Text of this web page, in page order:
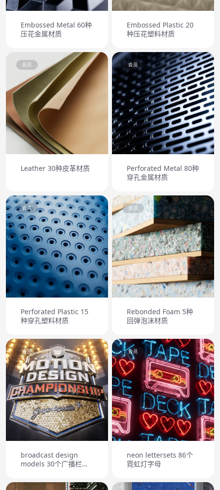
Embossed Metal 60种
压花金属材质
Embossed Plastic 20
种压花塑料材质
会员
Leather 30种皮革材质
会员
Perforated Metal 80种
穿孔金属材质
会员
Perforated Plastic 15
种穿孔塑料材质
会员
Rebonded Foam 5种
回弹泡沫材质
会员
broadcast design
models 30个广播栏包
会员
neon lettersets 86个
霓虹灯字母